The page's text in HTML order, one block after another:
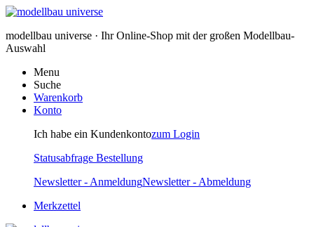
modellbau universe · Ihr Online-Shop mit der großen Modellbau-
Auswahl
Menu
Suche
Warenkorb
Konto
Ich habe ein Kundenkontozum Login
Statusabfrage Bestellung
Newsletter - AnmeldungNewsletter - Abmeldung
Merkzettel